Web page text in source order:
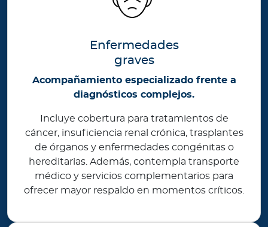
Enfermedades
graves
Acompañamiento especializado frente a
diagnósticos complejos.
Incluye cobertura para tratamientos de
cáncer, insuficiencia renal crónica, trasplantes
de órganos y enfermedades congénitas o
hereditarias. Además, contempla transporte
médico y servicios complementarios para
ofrecer mayor respaldo en momentos críticos.